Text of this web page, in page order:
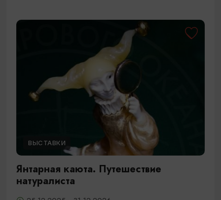
ВЫСТАВКИ
Янтарная каюта. Путешествие
натуралиста